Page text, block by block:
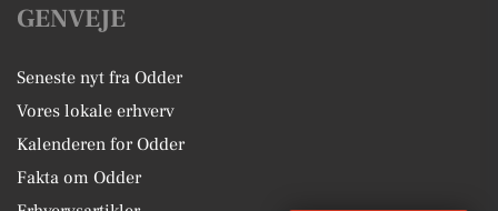
GENVEJE
Seneste nyt fra Odder
Vores lokale erhverv
Kalenderen for Odder
Fakta om Odder